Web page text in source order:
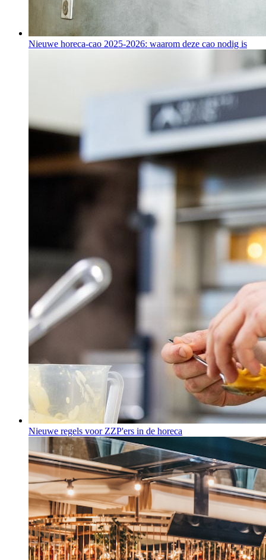
Nieuwe horeca-cao 2025-2026: waarom deze cao nodig is
Nieuwe regels voor ZZP'ers in de horeca